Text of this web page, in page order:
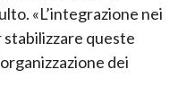
«L’integrazione nei
stabilizzare queste
dei